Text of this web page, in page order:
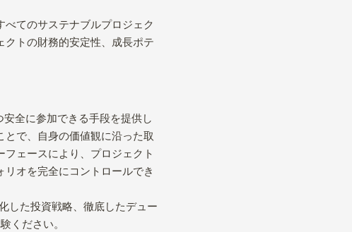
てのサステナブルプロジェク
クトの財務的安定性、成長ポテ
全に参加できる手段を提供し
で、自身の価値観に沿った取
ェースにより、プロジェクト
オを完全にコントロールでき
した投資戦略、徹底したデュー
ください。